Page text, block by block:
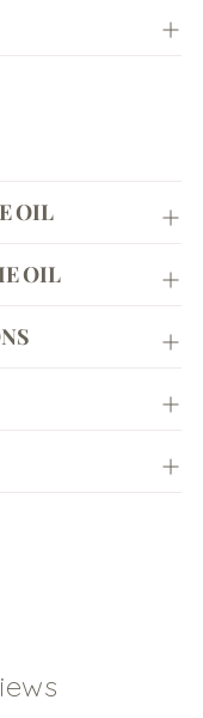
OIL
OIL